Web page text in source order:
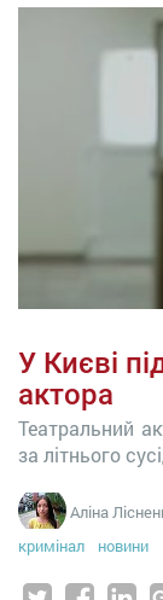
У Києві
актора
Театральний
за літнього
Аліна
кримінал
новини